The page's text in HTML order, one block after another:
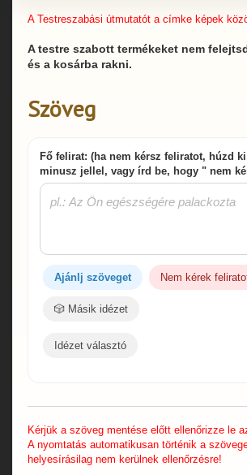
A Testreszabási útmutatót a címke képek
A testre szabott termékeket nem
és a kosárba rakni.
Szöveg
Fő felirat: (ha nem kérsz feliratot, húzd
minusz jellel, vagy írd be, hogy " nem
Ajánlj szöveget Nem kérek
🎲 Másik idézet
Idézet választó
Kérjük a szöveg mentése előtt ellenőrizze le
A nyomtatás automatikusan történik a
helyesírásilag nem kerülnek ellenőrzésre!